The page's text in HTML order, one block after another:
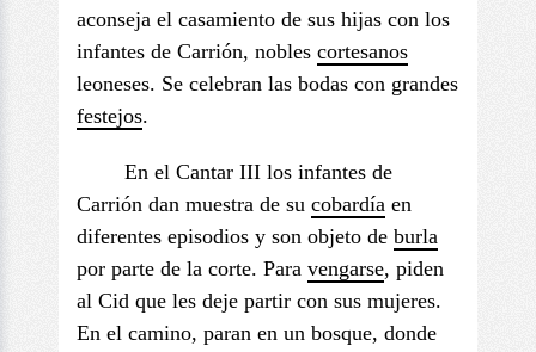
aconseja el casamiento de sus hijas con los
infantes de Carrión, nobles cortesanos
leoneses. Se celebran las bodas con grandes
festejos.
En el Cantar III los infantes de
Carrión dan muestra de su cobardía en
diferentes episodios y son objeto de burla
por parte de la corte. Para vengarse, piden
al Cid que les deje partir con sus mujeres.
En el camino, paran en un bosque, donde